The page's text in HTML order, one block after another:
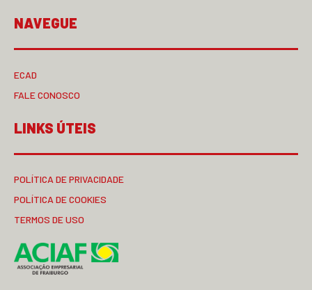
NAVEGUE
ECAD
FALE CONOSCO
LINKS ÚTEIS
POLÍTICA DE PRIVACIDADE
POLÍTICA DE COOKIES
TERMOS DE USO